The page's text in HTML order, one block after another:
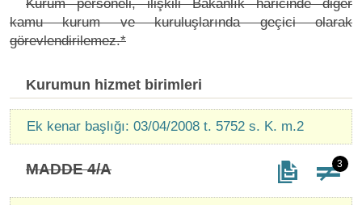
Kurum personeli, ilişkili Bakanlık haricinde diğer
kamu kurum ve kuruluşlarında geçici olarak
görevlendirilemez.*
Kurumun hizmet birimleri
Ek kenar başlığı: 03/04/2008 t. 5752 s. K. m.2
MADDE 4/A 3